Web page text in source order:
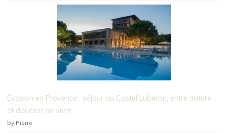
Évasion en Provence : séjour au Castel Luberon, entre nature
et douceur de vivre
by Pierre